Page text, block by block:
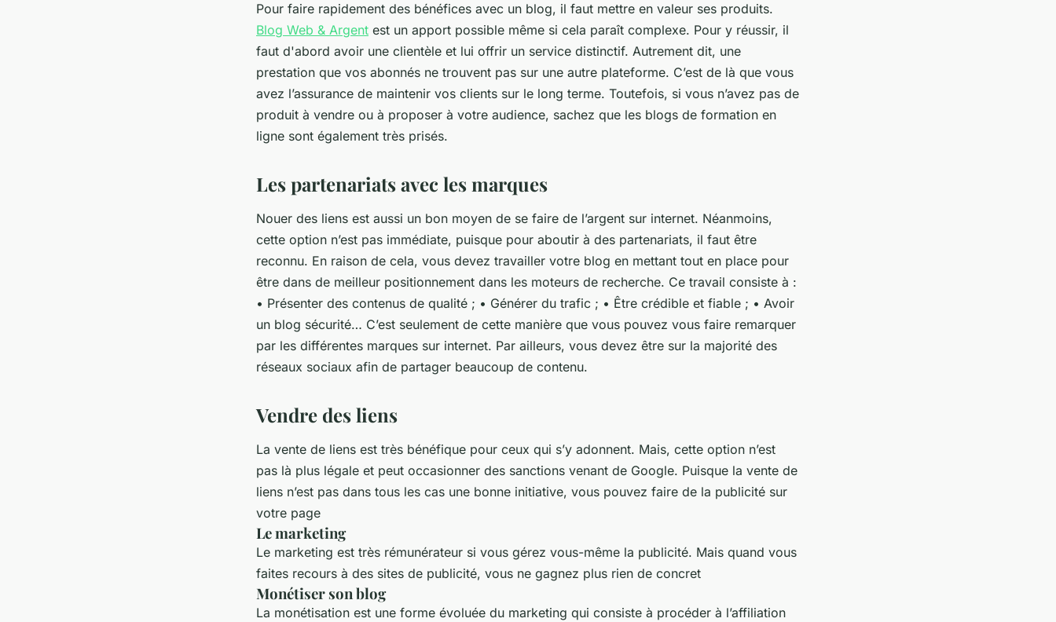
Pour faire rapidement des bénéfices avec un blog, il faut mettre en valeur ses produits.
Blog Web & Argent est un apport possible même si cela paraît complexe. Pour y réussir, il
faut d'abord avoir une clientèle et lui offrir un service distinctif. Autrement dit, une
prestation que vos abonnés ne trouvent pas sur une autre plateforme. C’est de là que vous
avez l’assurance de maintenir vos clients sur le long terme. Toutefois, si vous n’avez pas de
produit à vendre ou à proposer à votre audience, sachez que les blogs de formation en
ligne sont également très prisés.
Les partenariats avec les marques
Nouer des liens est aussi un bon moyen de se faire de l’argent sur internet. Néanmoins,
cette option n’est pas immédiate, puisque pour aboutir à des partenariats, il faut être
reconnu. En raison de cela, vous devez travailler votre blog en mettant tout en place pour
être dans de meilleur positionnement dans les moteurs de recherche. Ce travail consiste à :
• Présenter des contenus de qualité ; • Générer du trafic ; • Être crédible et fiable ; • Avoir
un blog sécurité… C’est seulement de cette manière que vous pouvez vous faire remarquer
par les différentes marques sur internet. Par ailleurs, vous devez être sur la majorité des
réseaux sociaux afin de partager beaucoup de contenu.
Vendre des liens
La vente de liens est très bénéfique pour ceux qui s’y adonnent. Mais, cette option n’est
pas là plus légale et peut occasionner des sanctions venant de Google. Puisque la vente de
liens n’est pas dans tous les cas une bonne initiative, vous pouvez faire de la publicité sur
votre page
Le marketing
Le marketing est très rémunérateur si vous gérez vous-même la publicité. Mais quand vous
faites recours à des sites de publicité, vous ne gagnez plus rien de concret
Monétiser son blog
La monétisation est une forme évoluée du marketing qui consiste à procéder à l’affiliation